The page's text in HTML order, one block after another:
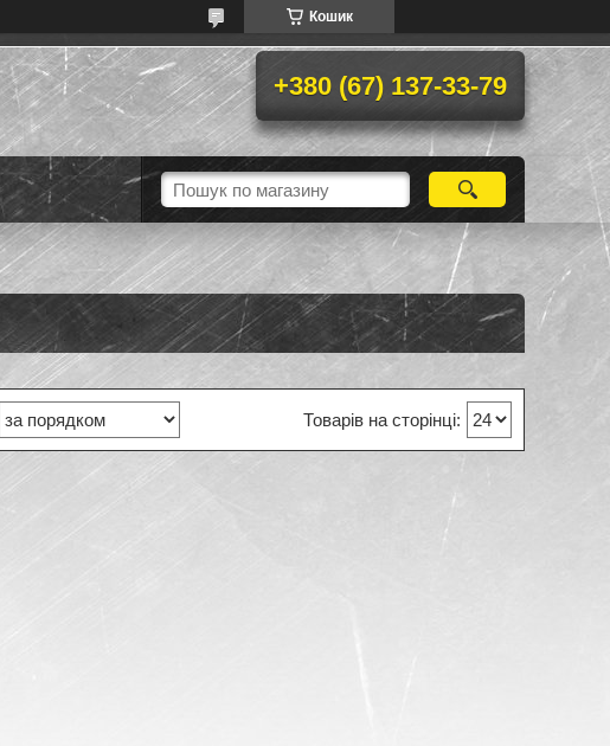
Кошик
+380 (67) 137-33-79